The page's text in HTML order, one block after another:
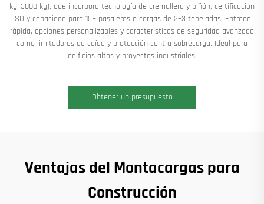
kg–3000 kg), que incorpora tecnología de cremallera y piñón, certificación
ISO y capacidad para 15+ pasajeros o cargas de 2–3 toneladas. Entrega
rápida, opciones personalizables y características de seguridad avanzada
como limitadores de caída y protección contra sobrecarga. Ideal para
edificios altos y proyectos industriales.
Obtener un presupuesto
Ventajas del Montacargas para
Construcción